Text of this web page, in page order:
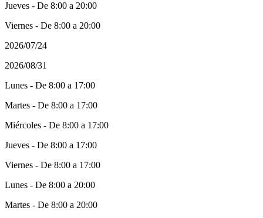
Jueves - De 8:00 a 20:00
Viernes - De 8:00 a 20:00
2026/07/24
2026/08/31
Lunes - De 8:00 a 17:00
Martes - De 8:00 a 17:00
Miércoles - De 8:00 a 17:00
Jueves - De 8:00 a 17:00
Viernes - De 8:00 a 17:00
Lunes - De 8:00 a 20:00
Martes - De 8:00 a 20:00